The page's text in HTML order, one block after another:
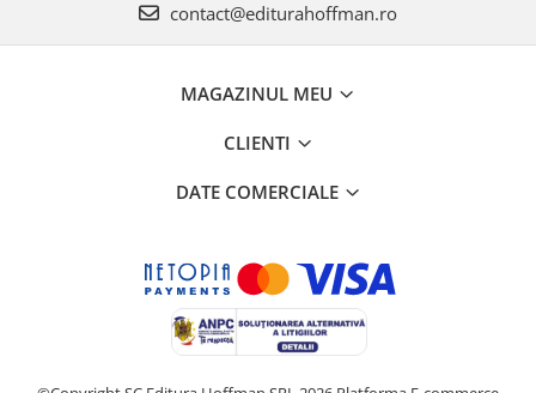
contact@editurahoffman.ro
MAGAZINUL MEU
CLIENTI
DATE COMERCIALE